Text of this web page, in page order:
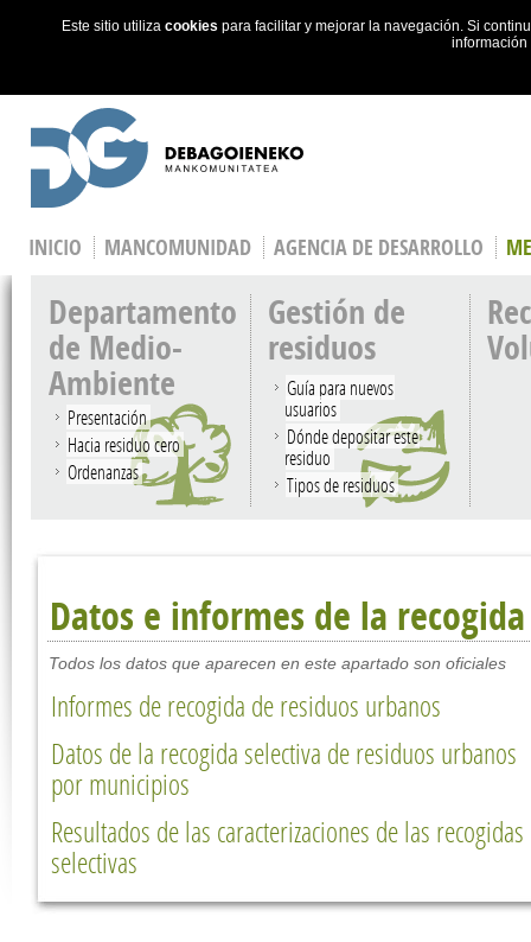
Este sitio utiliza cookies para facilitar y mejorar la navegación. Si
INICIO MANCOMUNIDAD AGENCIA DE DESARROLLO
Departamento
de Medio-
Ambiente
Presentación
Hacia residuo cero
Ordenanzas
Gestión de
residuos
Guía para nuevos
usuarios
Dónde depositar este
residuo
Tipos de residuos
Datos e informes de la recogida
Todos los datos que aparecen en este apartado son oficiales
Informes de recogida de residuos urbanos
Datos de la recogida selectiva de residuos urbanos
por municipios
Resultados de las caracterizaciones de las recogidas
selectivas